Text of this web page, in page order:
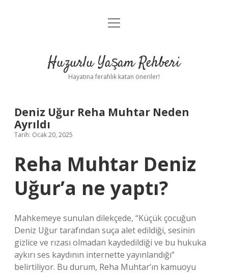
Anasayfa
Yasal Uyarı
menüyü
Huzurlu Yaşam Rehberi
Hayatına ferahlık katan öneriler!
Deniz Uğur Reha Muhtar Neden
Ayrıldı
Tarih: Ocak 20, 2025
Reha Muhtar Deniz
Uğur’a ne yaptı?
Mahkemeye sunulan dilekçede, “Küçük çocuğun
Deniz Uğur tarafından suça alet edildiği, sesinin
gizlice ve rızası olmadan kaydedildiği ve bu hukuka
aykırı ses kaydının internette yayınlandığı”
belirtiliyor. Bu durum, Reha Muhtar’ın kamuoyu